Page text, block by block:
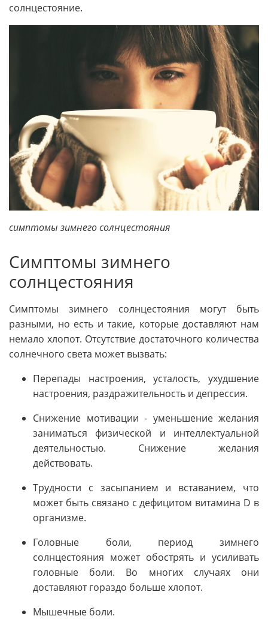
солнцестояние.
симптомы зимнего солнцестояния
Симптомы зимнего
солнцестояния
Симптомы зимнего солнцестояния могут быть
разными, но есть и такие, которые доставляют нам
немало хлопот. Отсутствие достаточного количества
солнечного света может вызвать:
Перепады настроения, усталость, ухудшение
настроения, раздражительность и депрессия.
Снижение мотивации - уменьшение желания
заниматься физической и интеллектуальной
деятельностью. Снижение желания
действовать.
Трудности с засыпанием и вставанием, что
может быть связано с дефицитом витамина D в
организме.
Головные боли, период зимнего
солнцестояния может обострять и усиливать
головные боли. Во многих случаях они
доставляют гораздо больше хлопот.
Мышечные боли.